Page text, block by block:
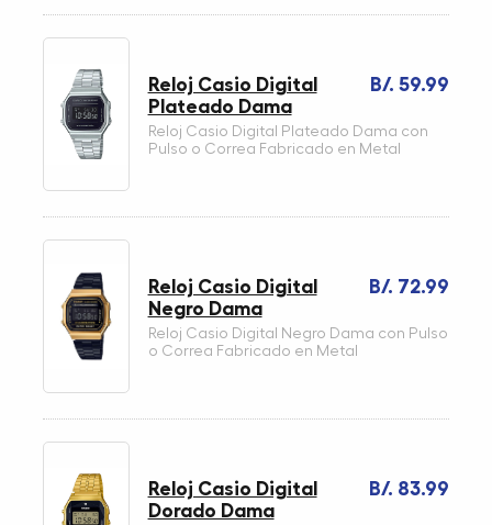
B/. 59.99
Reloj Casio Digital
Plateado Dama
Reloj Casio Digital Plateado Dama con
Pulso o Correa Fabricado en Metal
B/. 72.99
Reloj Casio Digital
Negro Dama
Reloj Casio Digital Negro Dama con Pulso
o Correa Fabricado en Metal
B/. 83.99
Reloj Casio Digital
Dorado Dama